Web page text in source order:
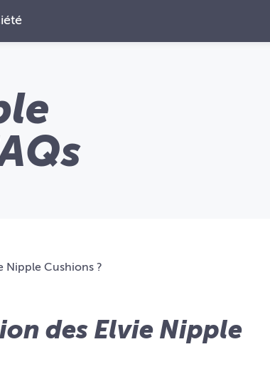
Nipple Cushions ?
des Elvie Nipple